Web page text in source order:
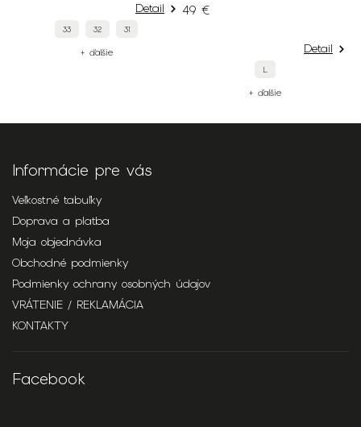
Detail
33 32 31
+ ďalšie
49 €
Detail
L
+ ďalšie
Informácie pre vás
Veľkostné tabuľky
Doprava a platba
Moja objednávka
Obchodné podmienky
Podmienky ochrany osobných údajov
VRÁTENIE / REKLAMÁCIA
KONTAKTY
Facebook